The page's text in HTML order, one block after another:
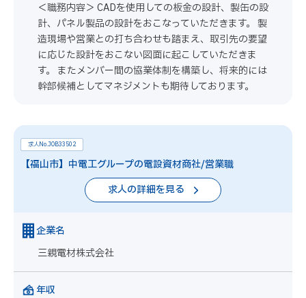
＜職務内容＞ CADを使用しての板金の設計、製缶の設
計、パネル製品の設計をおこなっていただきます。 製
造現場や営業との打ち合わせも踏まえ、取引先の要望
に応じた設計をおこない図面に起こしていただきま
す。 またメンバー間の協業体制を構築し、将来的には
幹部候補としてマネジメントも期待しております。
求人No.JOB33502
【福山市】中電工グループの電設資材商社/営業職
求人の詳細を見る
企業名
三親電材株式会社
年収